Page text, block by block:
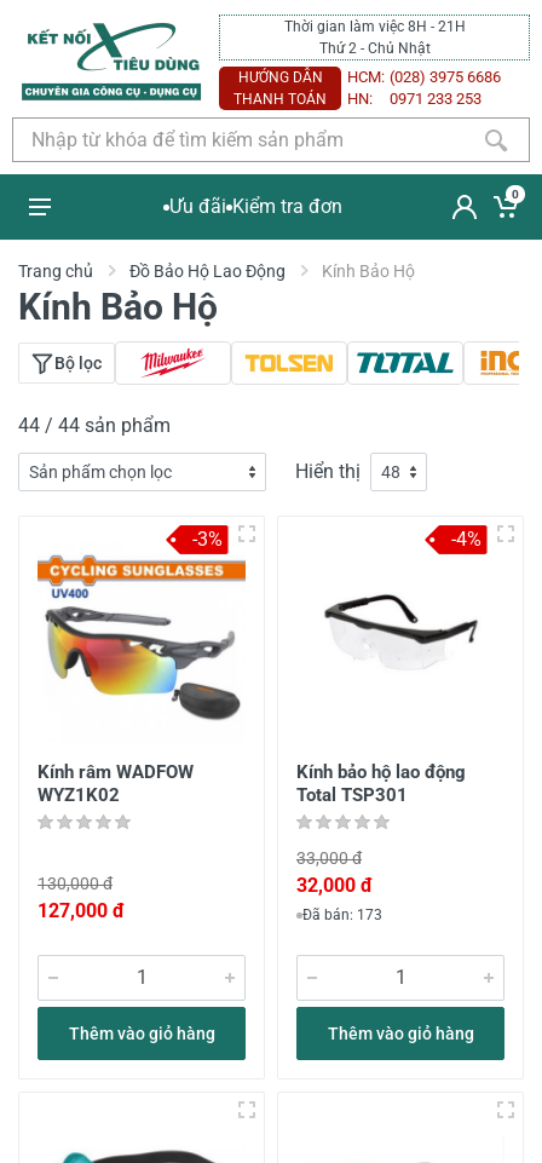
Thời gian làm việc 8H - 21H
Thứ 2 - Chủ Nhật
HƯỚNG DẪN
THANH TOÁN
HCM: (028) 3975 6686
HN:
0971 233 253
Ưu đãi Kiểm tra đơn
0
Trang chủ Đồ Bảo Hộ Lao Động Kính Bảo Hộ
Kính Bảo Hộ
Bộ lọc
44 / 44 sản phẩm
Hiển thị
Kính râm WADFOW
WYZ1K02
130,000 đ
127,000 đ
Thêm vào giỏ hàng
-3%
Kính bảo hộ lao động
Total TSP301
33,000 đ
32,000 đ
Đã bán: 173
Thêm vào giỏ hàng
-4%